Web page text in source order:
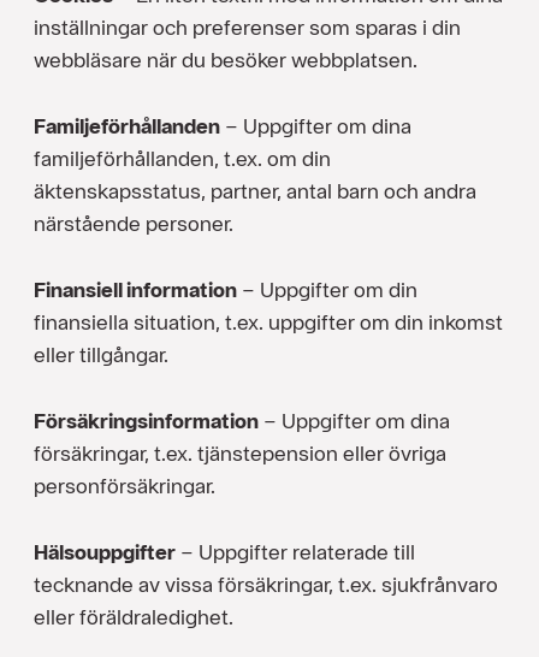
inställningar och preferenser som sparas i din
webbläsare när du besöker webbplatsen.
Familjeförhållanden – Uppgifter om dina
familjeförhållanden, t.ex. om din
äktenskapsstatus, partner, antal barn och andra
närstående personer.
Finansiell information – Uppgifter om din
finansiella situation, t.ex. uppgifter om din inkomst
eller tillgångar.
Försäkringsinformation – Uppgifter om dina
försäkringar, t.ex. tjänstepension eller övriga
personförsäkringar.
Hälsouppgifter – Uppgifter relaterade till
tecknande av vissa försäkringar, t.ex. sjukfrånvaro
eller föräldraledighet.